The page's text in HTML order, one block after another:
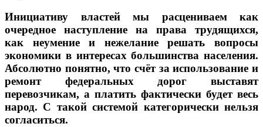
Инициативу властей мы расцениваем как
очередное наступление на права трудящихся,
как неумение и нежелание решать вопросы
экономики в интересах большинства населения.
Абсолютно понятно, что счёт за использование и
ремонт федеральных дорог выставят
перевозчикам, а платить фактически будет весь
народ. С такой системой категорически нельзя
согласиться.